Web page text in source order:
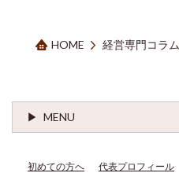
HOME 経営専門コラム
MENU
初めての方へ 代表プロフィール